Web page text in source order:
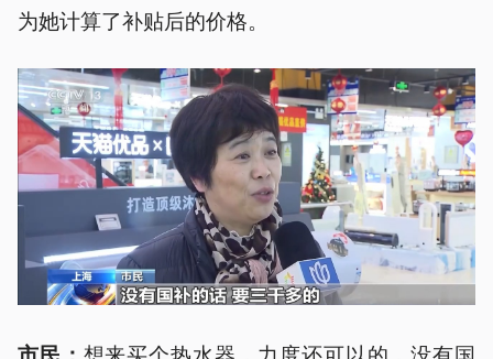
为她计算了补贴后的价格。
想来买个热水器，力度还可以的，没有国